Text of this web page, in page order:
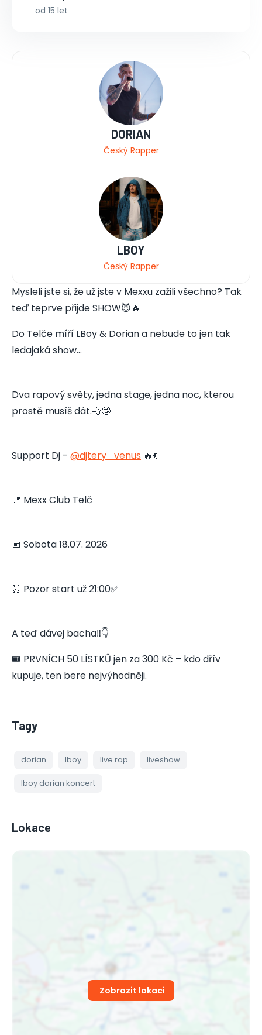
od 15 let
DORIAN
Český Rapper
LBOY
Český Rapper
Mysleli jste si, že už jste v Mexxu zažili všechno? Tak
teď teprve přijde SHOW😈🔥
Do Telče míří LBoy & Dorian a nebude to jen tak
ledajaká show…
Dva rapový světy, jedna stage, jedna noc, kterou
prostě musíš dát.💨🤩
Support Dj - @djtery_venus 🔥💃
📍 Mexx Club Telč
📅 Sobota 18.07. 2026
⏰ Pozor start už 21:00✅
A teď dávej bacha‼️👇
🎟 PRVNÍCH 50 LÍSTKŮ jen za 300 Kč – kdo dřív
kupuje, ten bere nejvýhodněji.
Tagy
dorian lboy live rap liveshow
lboy dorian koncert
Lokace
Zobrazit lokaci